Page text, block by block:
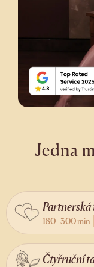
Jedna
180 - 300 min
Čtyřruční